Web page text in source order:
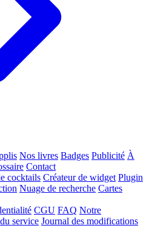
Nos livres Badges Publicité À
Contact
cocktails Créateur de widget Plugin
Nuage de recherche Cartes
CGU FAQ Notre
service Journal des modifications